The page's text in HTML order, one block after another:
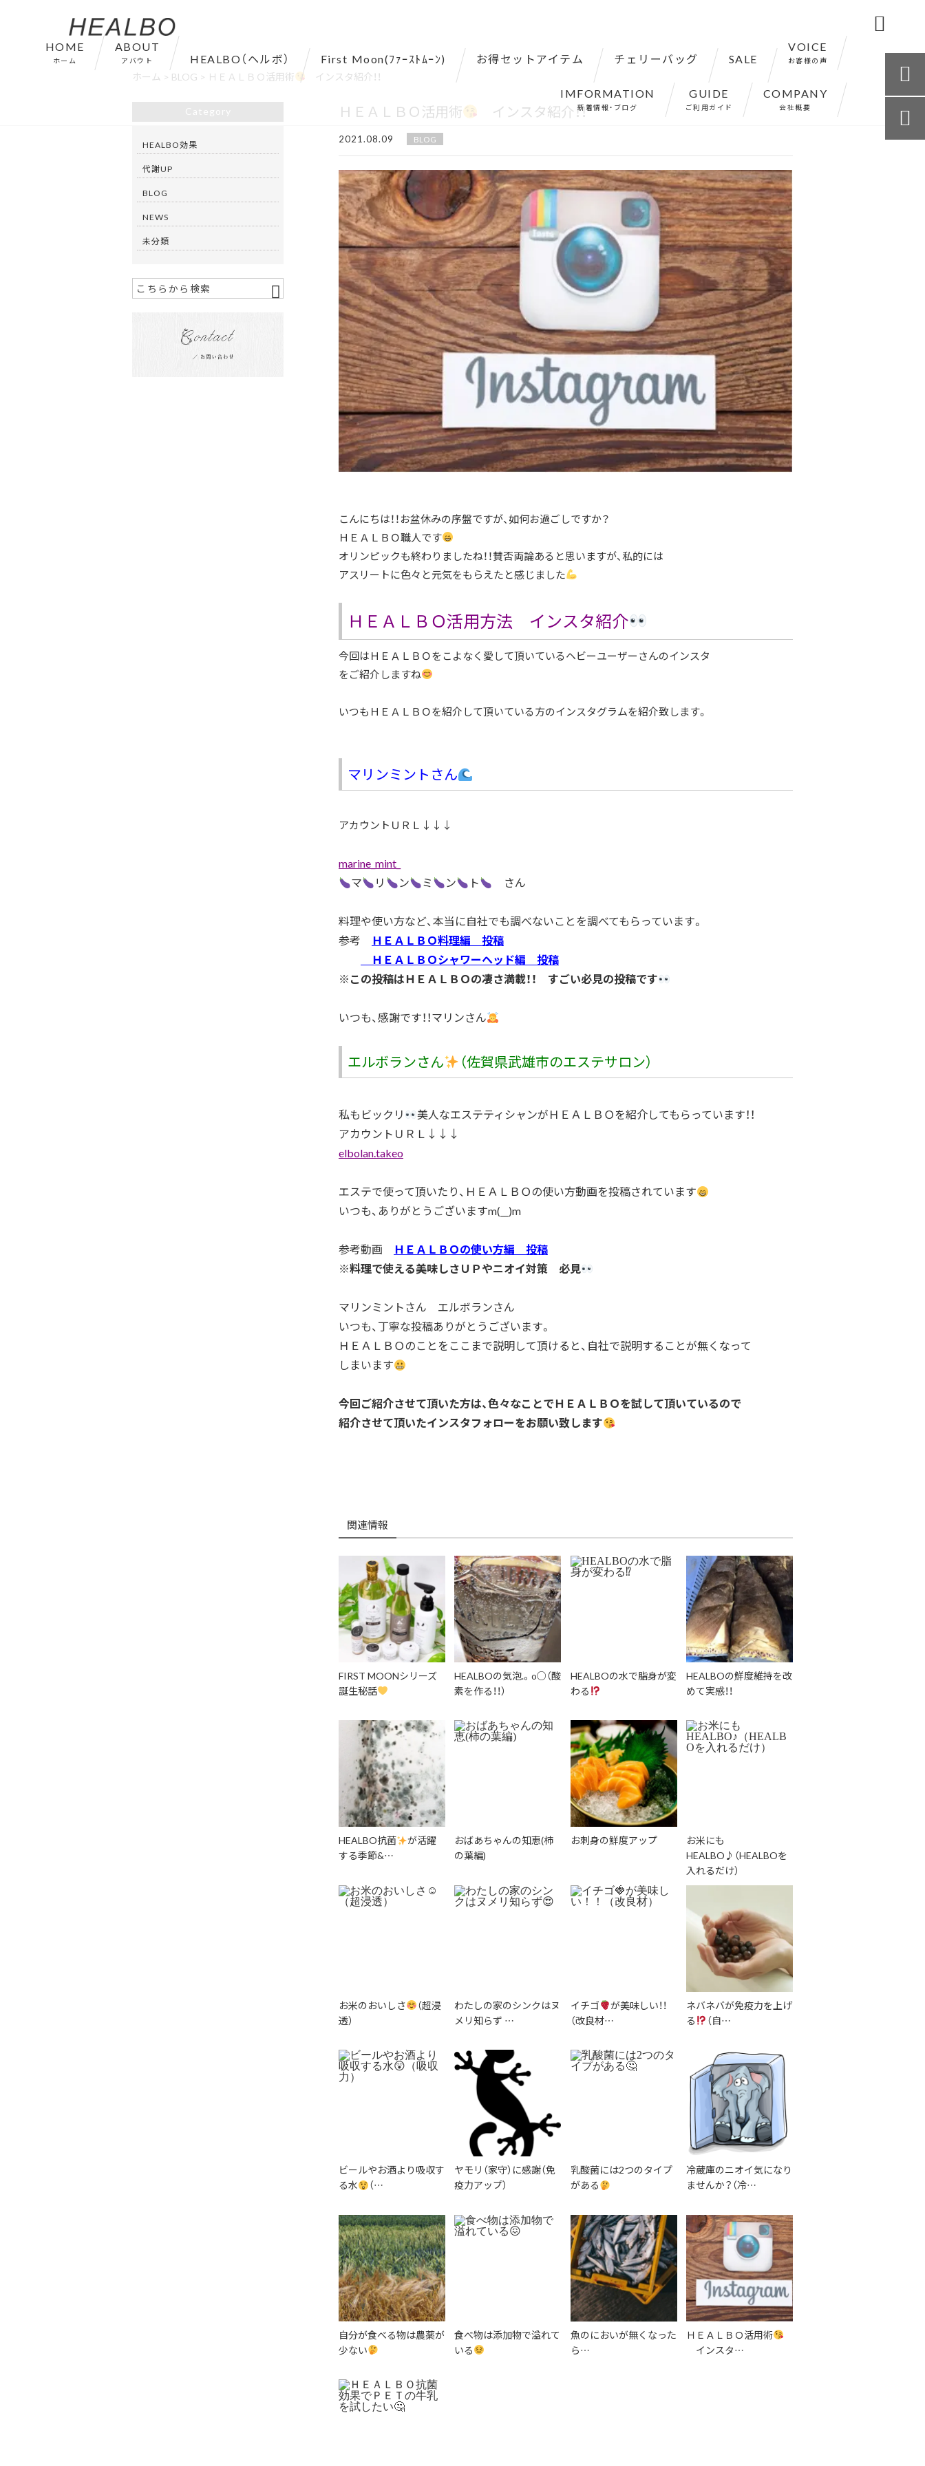
HOME
ホーム
ABOUT
アバウト HEALBO（ヘルボ） First Moon(ﾌｧｰｽﾄﾑｰﾝ) お得セットアイテム チェリーバッグ SALE
VOICE
お客様の声
IMFORMATION
新着情報・ブログ
GUIDE
ご利用ガイド
COMPANY
会社概要

ホーム > BLOG > ＨＥＡＬＢＯ活用術 インスタ紹介！！
ＨＥＡＬＢＯ活用術 インスタ紹介！！
2021.08.09 BLOG
こんにちは！！お盆休みの序盤ですが、如何お過ごしですか？
ＨＥＡＬＢＯ職人です
オリンピックも終わりましたね！！賛否両論あると思いますが、私的には
アスリートに色々と元気をもらえたと感じました
ＨＥＡＬＢＯ活用方法 インスタ紹介
今回はＨＥＡＬＢＯをこよなく愛して頂いているヘビーユーザーさんのインスタ
をご紹介しますね
いつもＨＥＡＬＢＯを紹介して頂いている方のインスタグラムを紹介致します。
マリンミントさん
アカウントＵＲＬ↓↓↓
marine_mint_
マ
リ ン ミ ン ト さん
料理や使い方など、本当に自社でも調べないことを調べてもらっています。
参考 ＨＥＡＬＢＯ料理編 投稿
ＨＥＡＬＢＯシャワーヘッド編 投稿
※この投稿はＨＥＡＬＢＯの凄さ満載！！ すごい必見の投稿です
いつも、感謝です！！マリンさん
エルボランさん （佐賀県武雄市のエステサロン）
私もビックリ
美人なエステティシャンがＨＥＡＬＢＯを紹介してもらっています！！
アカウントＵＲＬ↓↓↓
elbolan.takeo
エステで使って頂いたり、ＨＥＡＬＢＯの使い方動画を投稿されています
いつも、ありがとうございますm(__)m
参考動画 ＨＥＡＬＢＯの使い方編 投稿
※料理で使える美味しさＵＰやニオイ対策 必見
マリンミントさん エルボランさん
いつも、丁寧な投稿ありがとうございます。
ＨＥＡＬＢＯのことをここまで説明して頂けると、自社で説明することが無くなって
しまいます
今回ご紹介させて頂いた方は、色々なことでＨＥＡＬＢＯを試して頂いているので
紹介させて頂いたインスタフォローをお願い致します
関連情報
FIRST MOONシリーズ
誕生秘話
HEALBOの気泡.。o○（酸
素を作る！！）
HEALBOの水で脂身が変
わる
HEALBOの鮮度維持を改
めて実感！！
HEALBO抗菌
が活躍
する季節&…
おばあちゃんの知恵(柿
の葉編)
お刺身の鮮度アップ
お米にも
HEALBO♪（HEALBOを
入れるだけ）
お米のおいしさ
（超浸
透）
わたしの家のシンクはヌ
メリ知らず…
イチゴ
が美味しい！！
（改良材…
ネバネバが免疫力を上げ
る
（自…
ビールやお酒より吸収す
る水
（…
ヤモリ（家守）に感謝（免
疫力アップ）
乳酸菌には2つのタイプ
がある
冷蔵庫のニオイ気になり
ませんか？（冷…
自分が食べる物は農薬が
少ない
食べ物は添加物で溢れて
いる
魚のにおいが無くなった
ら…
ＨＥＡＬＢＯ活用術
インスタ…
HEALBO効果
代謝UP
BLOG
NEWS
未分類

